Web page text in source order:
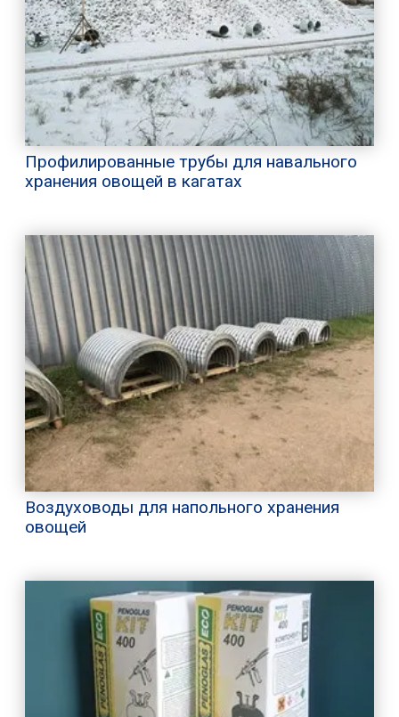
Профилированные трубы для навального
хранения овощей в кагатах
Воздуховоды для напольного хранения
овощей